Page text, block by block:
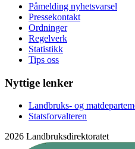
Påmelding nyhetsvarsel
Pressekontakt
Ordninger
Regelverk
Statistikk
Tips oss
Nyttige lenker
Landbruks- og
Statsforvalteren
2026 Landbruksdirektoratet